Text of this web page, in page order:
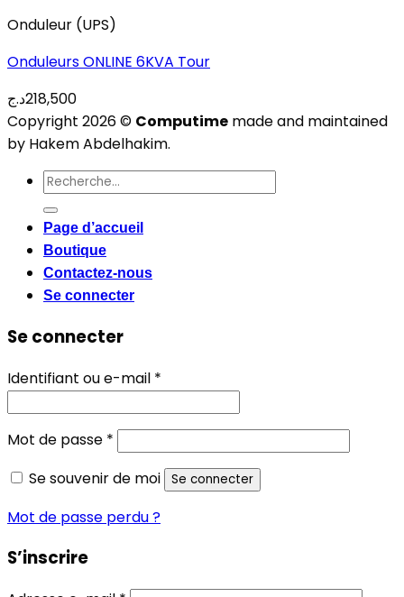
Onduleur (UPS)
Onduleurs ONLINE 6KVA Tour
218,500د.ج
Copyright 2026 © Computime made and maintained
by Hakem Abdelhakim.
Recherche
pour :
Page d’accueil
Boutique
Contactez-nous
Se connecter
Se connecter
Identifiant ou e-mail *
Mot de passe *
Se souvenir de moi
Se connecter
Mot de passe perdu ?
S’inscrire